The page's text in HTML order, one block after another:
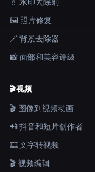
💧 水印去除剂
🖼️ 照片修复
🪄 背景去除器
📸 面部和美容评级
🎬视频
🎬 图像到视频动画
📲 抖音和短片创作者
🎞️ 文字转视频
🎬 视频编辑